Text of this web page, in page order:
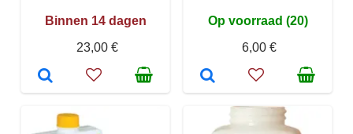
Binnen 14 dagen
23,00 €
Op voorraad (20)
6,00 €